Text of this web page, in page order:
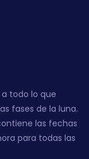
todo lo que
fases de la luna.
las fechas
para todas las